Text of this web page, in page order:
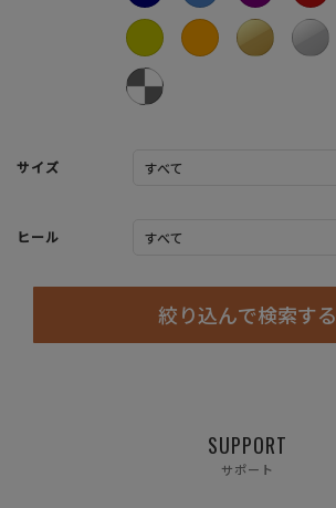
サイズ
ヒール
絞り込んで検索する
SUPPORT
サポート